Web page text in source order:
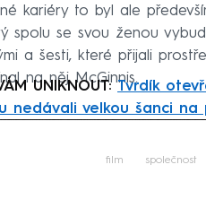
kariéry to byl ale
spolu se svou ženou
a šesti, které přijali
na něj McGinnis.
UNIKNOUT:Tvrdík
nedávali velkou šanci na
film společnost